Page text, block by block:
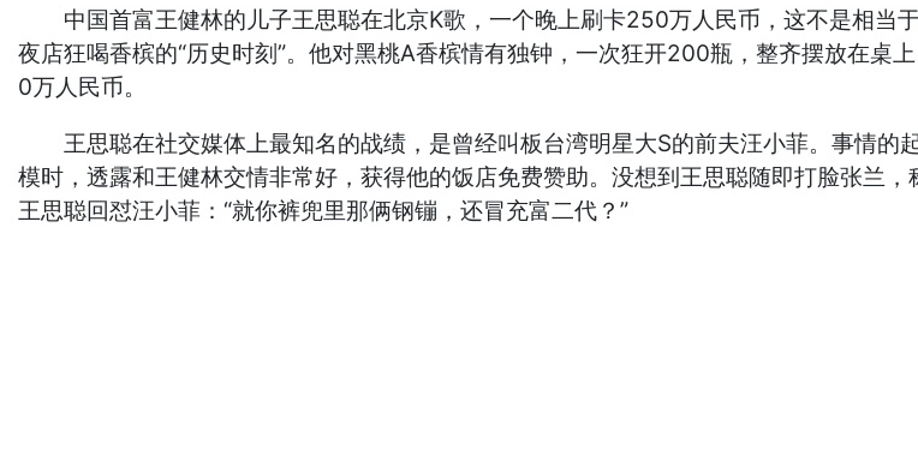
中国首富王健林的儿子王思聪在北京K歌，一个晚上刷卡250万人民币，这不是相当
夜店狂喝香槟的“历史时刻”。他对黑桃A香槟情有独钟，一次狂开200瓶，整齐摆放在桌
0万人民币。
王思聪在社交媒体上最知名的战绩，是曾经叫板台湾明星大S的前夫汪小菲。事情的
模时，透露和王健林交情非常好，获得他的饭店免费赞助。没想到王思聪随即打脸张兰
王思聪回怼汪小菲：“就你裤兜里那俩钢镚，还冒充富二代？”